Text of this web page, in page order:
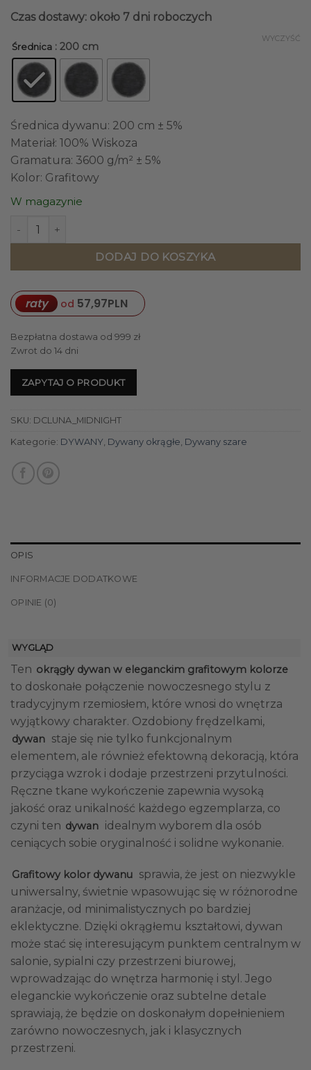
Czas dostawy: około 7 dni roboczych
Średnica : 200 cm
WYCZYŚĆ
Średnica dywanu: 200 cm ± 5%
Materiał: 100% Wiskoza
Gramatura: 3600 g/m² ± 5%
Kolor: Grafitowy
W magazynie
ilość DYWAN o okrągłym kształcie, ozdobiony
DODAJ DO KOSZYKA
raty od 57,97PLN
Bezpłatna dostawa od 999 zł
Zwrot do 14 dni
ZAPYTAJ O PRODUKT
SKU: DCLUNA_MIDNIGHT
Kategorie: DYWANY Dywany okrągłe Dywany szare
OPIS
INFORMACJE DODATKOWE
OPINIE (0)
WYGLĄD
Ten okrągły dywan w eleganckim grafitowym kolorze
to doskonałe połączenie nowoczesnego stylu z
tradycyjnym rzemiosłem, które wnosi do wnętrza
wyjątkowy charakter. Ozdobiony frędzelkami,
dywan staje się nie tylko funkcjonalnym
elementem, ale również efektowną dekoracją, która
przyciąga wzrok i dodaje przestrzeni przytulności.
Ręczne tkane wykończenie zapewnia wysoką
jakość oraz unikalność każdego egzemplarza, co
czyni ten dywan idealnym wyborem dla osób
ceniących sobie oryginalność i solidne wykonanie.
Grafitowy kolor dywanu sprawia, że jest on niezwykle
uniwersalny, świetnie wpasowując się w różnorodne
aranżacje, od minimalistycznych po bardziej
eklektyczne. Dzięki okrągłemu kształtowi, dywan
może stać się interesującym punktem centralnym w
salonie, sypialni czy przestrzeni biurowej,
wprowadzając do wnętrza harmonię i styl. Jego
eleganckie wykończenie oraz subtelne detale
sprawiają, że będzie on doskonałym dopełnieniem
zarówno nowoczesnych, jak i klasycznych
przestrzeni.